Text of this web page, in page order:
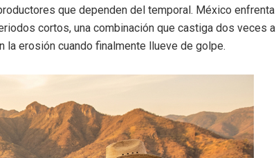
que dependen del temporal. México enfrenta
cortos, una combinación que castiga dos veces al
la erosión cuando finalmente llueve de golpe.